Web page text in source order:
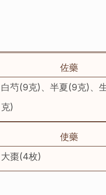
佐藥
白芍(9克)、半夏(9克)、
克)
使藥
大棗(4枚)